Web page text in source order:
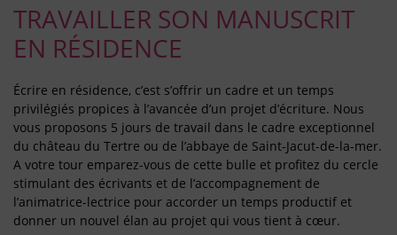
TRAVAILLER SON MANUSCRIT
EN RÉSIDENCE
Écrire en résidence, c’est s’offrir un cadre et un temps
privilégiés propices à l’avancée d’un projet d’écriture. Nous
vous proposons 5 jours de travail dans le cadre exceptionnel
du château du Tertre ou de l’abbaye de Saint-Jacut-de-la-mer.
A votre tour emparez-vous de cette bulle et profitez du cercle
stimulant des écrivants et de l’accompagnement de
l’animatrice-lectrice pour accorder un temps productif et
donner un nouvel élan au projet qui vous tient à cœur.